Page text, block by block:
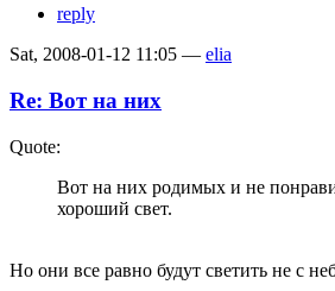
reply
Sat, 2008-01-12 11:05 — elia
Re: Вот на них
Quote:
Вот на них родимых и не
хороший свет.
Но они все равно будут светить не с